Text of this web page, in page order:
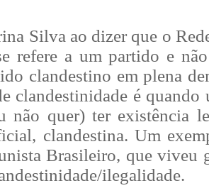
Silva ao dizer que o
refere a um partido e
clandestino em plena
clandestinidade é
não quer) ter existência
clandestina. Um
Brasileiro, que viveu
ilegalidade.